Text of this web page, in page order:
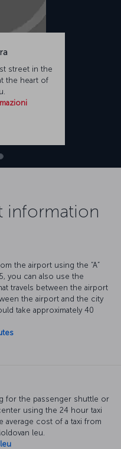
street in the
the heart of
information
the airport using the “A”
you can also use the
travels between the airport
the airport and the city
take approximately 40
for the passenger shuttle or
using the 24 hour taxi
average cost of a taxi from
leu.